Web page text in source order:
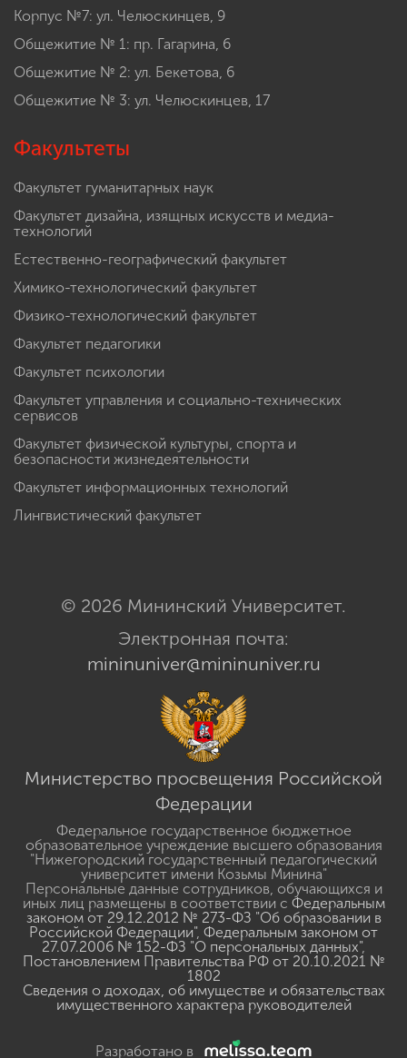
Корпус №7: ул. Челюскинцев, 9
Общежитие № 1: пр. Гагарина, 6
Общежитие № 2: ул. Бекетова, 6
Общежитие № 3: ул. Челюскинцев, 17
Факультеты
Факультет гуманитарных наук
Факультет дизайна, изящных искусств и медиа-
технологий
Естественно-географический факультет
Химико-технологический факультет
Физико-технологический факультет
Факультет педагогики
Факультет психологии
Факультет управления и социально-технических
сервисов
Факультет физической культуры, спорта и
безопасности жизнедеятельности
Факультет информационных технологий
Лингвистический факультет
© 2026 Мининский Университет.
Электронная почта:
mininuniver@mininuniver.ru
Министерство просвещения Российской
Федерации
Федеральное государственное бюджетное
образовательное учреждение высшего образования
"Нижегородский государственный педагогический
университет имени Козьмы Минина"
Персональные данные сотрудников, обучающихся и
иных лиц размещены в соответствии с Федеральным
законом от 29.12.2012 № 273-ФЗ "Об образовании в
Российской Федерации", Федеральным законом от
27.07.2006 № 152-ФЗ "О персональных данных",
Постановлением Правительства РФ от 20.10.2021 №
1802
Сведения о доходах, об имуществе и обязательствах
имущественного характера руководителей
Разработано в